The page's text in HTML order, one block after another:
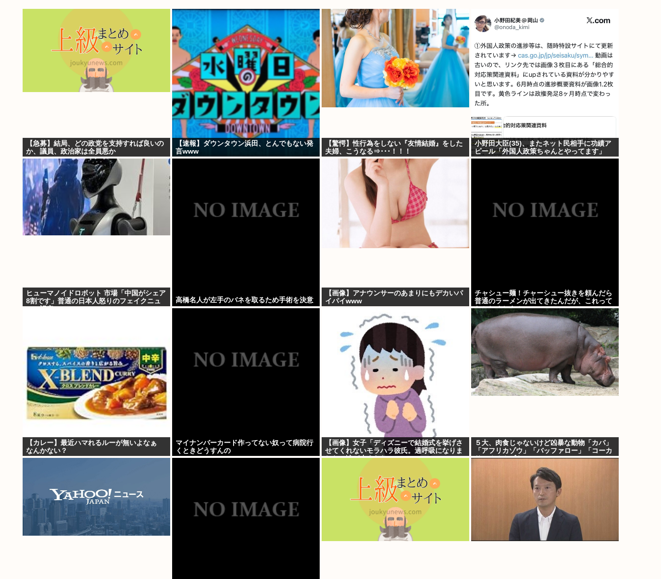
【急募】結局、どの政党を支持すれば良いの
か、議員、政治家は全員悪か
【速報】ダウンタウン浜田、とんでもない発
言www
【驚愕】性行為をしない『友情結婚』をした
夫婦、こうなる⇒･･･！！！
小野田大臣(35)、またネット民相手に功績ア
ピール「外国人政策ちゃんとやってます」
www
ヒューマノイドロボット 市場「中国がシェア
8割です」普通の日本人怒りのフェイクニュ
高橋名人が左手のバネを取るため手術を決意
【画像】アナウンサーのあまりにもデカいパ
イパイwww
チャシュー麺！チャーシュー抜きを頼んだら
普通のラーメンが出てきたんだが、これって
おかしくねえ？
【カレー】最近ハマれるルーが無いよなぁ
なんかない？
マイナンバーカード作ってない奴って病院行
くときどうすんの
【画像】女子「ディズニーで結婚式を挙げさ
せてくれないモラハラ彼氏。過呼吸になりま
した。涙が止まらない」
５大、肉食じゃないけど凶暴な動物「カバ」
「アフリカゾウ」「バッファロー」「コーカ
サスオオカブト」